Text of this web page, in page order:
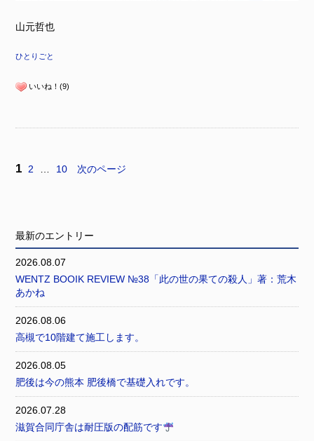
山元哲也
ひとりごと
いいね！(9)
1 2 … 10 次のページ
最新のエントリー
2026.08.07
WENTZ BOOIK REVIEW №38「此の世の果ての殺人」著：荒木
あかね
2026.08.06
高槻で10階建て施工します。
2026.08.05
肥後は今の熊本 肥後橋で基礎入れです。
2026.07.28
滋賀合同庁舎は耐圧版の配筋です